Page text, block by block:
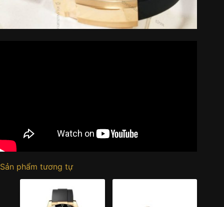
Sản phẩm tương tự